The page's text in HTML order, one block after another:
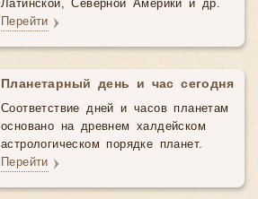
Латинской, Северной Америки и др.
Перейти
Планетарный день и час сегодня
Соответствие дней и часов планетам
основано на древнем халдейском
астрологическом порядке планет.
Перейти